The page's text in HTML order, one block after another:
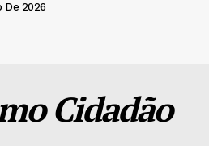
De 2026
Cidadão